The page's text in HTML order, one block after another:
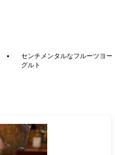
センチメンタルなフルーツヨー
グルト